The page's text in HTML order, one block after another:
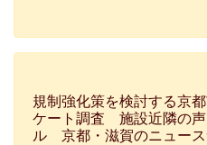
規制強化策を検討する京
ケート調査 施設近隣の声
ル 京都・滋賀のニュース